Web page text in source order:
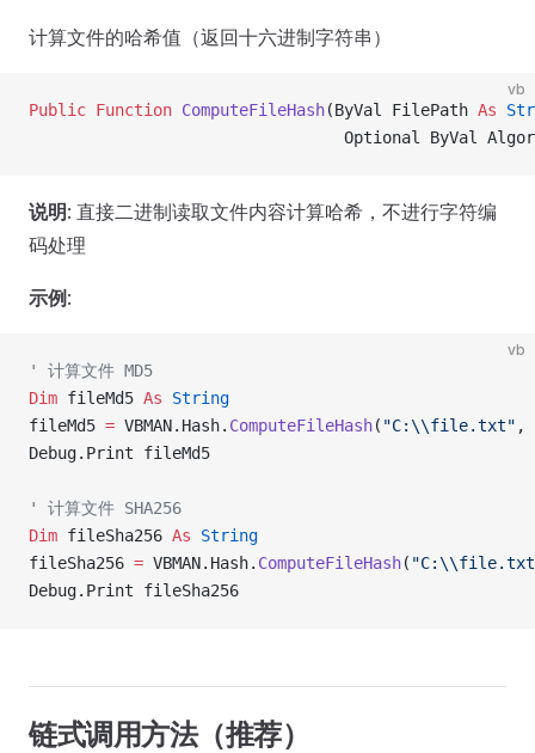
计算文件的哈希值（返回十六进制字符串）
vb
Public Function ComputeFileHash(ByVal FilePath As
Optional ByVal
说明: 直接二进制读取文件内容计算哈希，不进行字符编
码处理
示例 :
vb
' 计算文件 MD5
Dim fileMd5 As String
fileMd5 = VBMAN.Hash. ComputeFileHash( "C:\\file.txt" ,
Debug.Print fileMd5
' 计算文件 SHA256
Dim fileSha256 As String
fileSha256 = VBMAN.Hash. ComputeFileHash(
Debug.Print fileSha256
链式调用方法（推荐）